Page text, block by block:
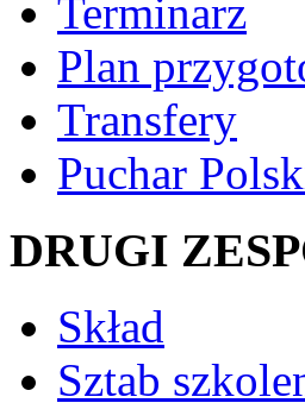
Terminarz
Plan
Transfery
Puchar
DRUGI
Skład
Sztab